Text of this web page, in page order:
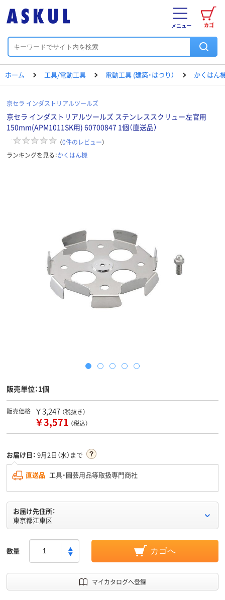
カゴ
メニュー
ホーム 工具/電動工具 電動工具 (建築・はつり） かくはん
京セラ インダストリアルツールズ
京セラ インダストリアルツールズ ステンレススクリュー左官用
150mm(APM1011SK用) 60700847 1個（直送品）
（0件のレビュー）
ランキングを見る：かくはん機
販売単位：1個
販売価格 ￥3,247 （税抜き）
￥3,571 （税込）
お届け日： 9月2日（水）まで
直送品 工具・園芸用品等取扱専門商社
お届け先住所：
東京都江東区
数量 カゴへ
マイカタログへ登録